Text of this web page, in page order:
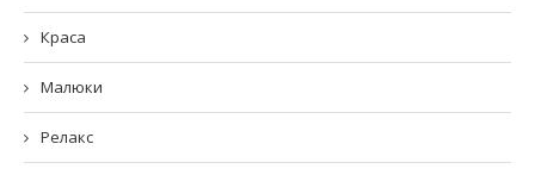
Краса
Малюки
Релакс